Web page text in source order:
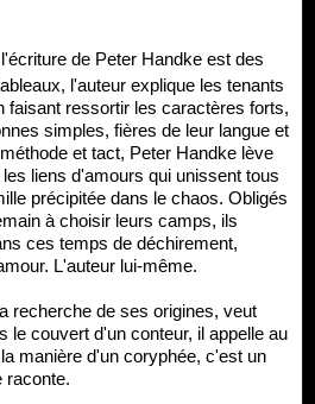
de Peter Handke est des
l'auteur explique les tenants
faisant ressortir les caractères forts,
simples, fières de leur langue et
et tact, Peter Handke lève
liens d'amours qui unissent tous
précipitée dans le chaos. Obligés
à choisir leurs camps, ils
ces temps de déchirement,
L'auteur lui-même.
recherche de ses origines, veut
le couvert d'un conteur, il appelle au
manière d'un coryphée, c'est un
raconte.